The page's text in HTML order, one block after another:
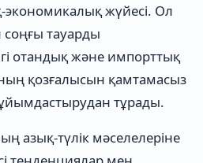
жүйесі. Ол
соңғы тауарды
отандық және импорттық
қозғалысын қамтамасыз
ұйымдастырудан тұрады.
азық-түлік мәселелеріне